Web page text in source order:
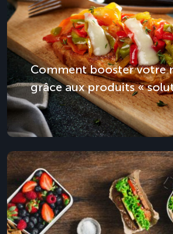
Comment booster votre
grâce aux produits «